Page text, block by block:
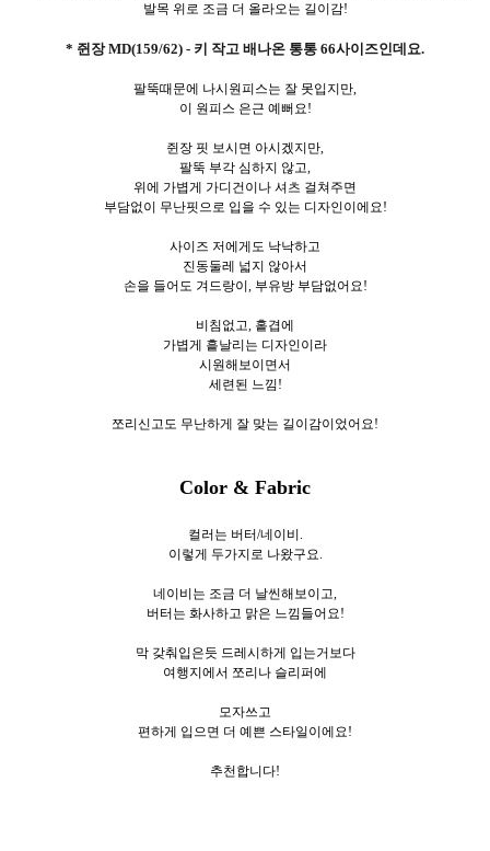
발목 위로 조금 더 올라오는 길이감!
* 쥔장 MD(159/62) - 키 작고 배나온 통통 66사이즈인데요.
팔뚝때문에 나시원피스는 잘 못입지만,
이 원피스 은근 예뻐요!
쥔장 핏 보시면 아시겠지만,
팔뚝 부각 심하지 않고,
위에 가볍게 가디건이나 셔츠 걸쳐주면
부담없이 무난핏으로 입을 수 있는 디자인이에요!
사이즈 저에게도 낙낙하고
진동둘레 넓지 않아서
손을 들어도 겨드랑이, 부유방 부담없어요!
비침없고, 홑겹에
가볍게 흩날리는 디자인이라
시원해보이면서
세련된 느낌!
쪼리신고도 무난하게 잘 맞는 길이감이었어요!
Color & Fabric
컬러는 버터/네이비.
이렇게 두가지로 나왔구요.
네이비는 조금 더 날씬해보이고,
버터는 화사하고 맑은 느낌들어요!
막 갖춰입은듯 드레시하게 입는거보다
여행지에서 쪼리나 슬리퍼에
모자쓰고
편하게 입으면 더 예쁜 스타일이에요!
추천합니다!